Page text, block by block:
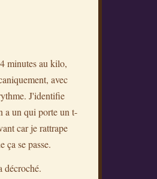
minutes au kilo,
avec
J'identifie
a un qui porte un t-
car je rattrape
ça se passe.
décroché.